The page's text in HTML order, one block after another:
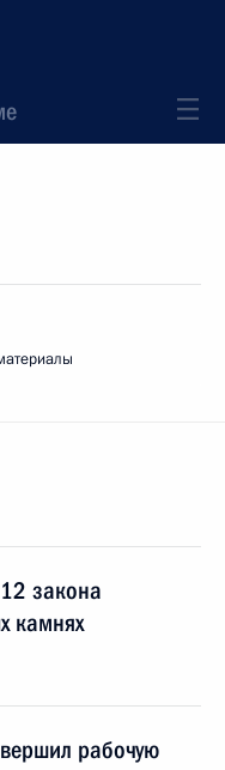
закона
камнях
рабочую